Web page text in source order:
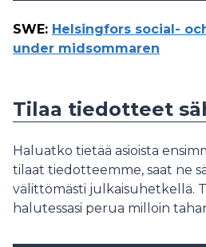
SWE: Helsingfors social-
under midsommaren
Tilaa tiedotteet
Haluatko tietää asioista
tilaat tiedotteemme, saat ne
välittömästi julkaisuhetkellä.
halutessasi perua milloin